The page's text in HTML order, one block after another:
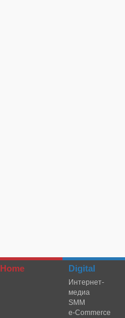
Home Digital
Интернет-
медиа
SMM
e-Commerce